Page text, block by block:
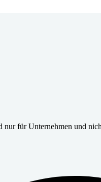
für Unternehmen und